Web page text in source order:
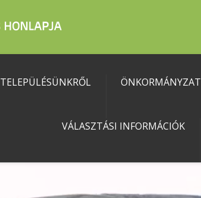
TELEPÜLÉSÜNKRŐL ÖNKORMÁNYZAT
VÁLASZTÁSI INFORMÁCIÓK